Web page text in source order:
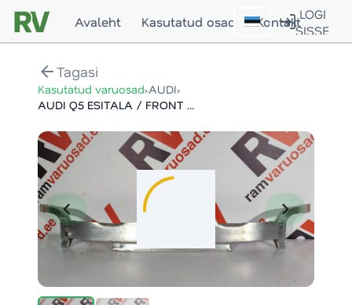
Avaleht Kasutatud osad KontaktLOGI
SISSE
arrow_backTagasi
Kasutatud varuosad›AUDI›
AUDI Q5 ESITALA / FRONT SUPPORT
chevron_left chevron_right